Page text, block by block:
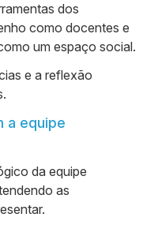
dos
como docentes e
um espaço social.
e a reflexão
a equipe
da equipe
as